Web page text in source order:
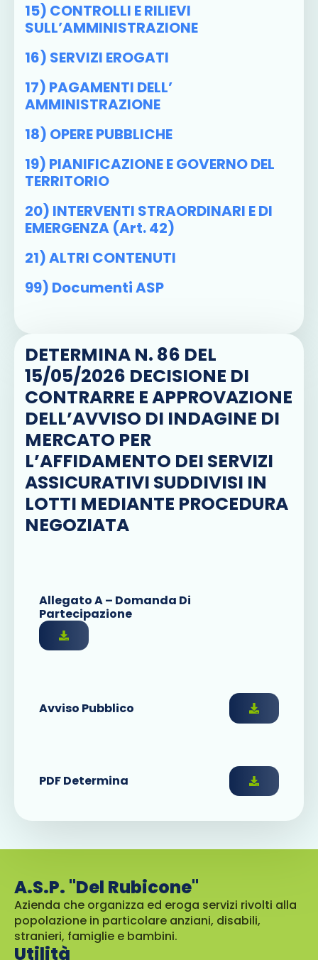
15) CONTROLLI E RILIEVI
SULL’AMMINISTRAZIONE
16) SERVIZI EROGATI
17) PAGAMENTI DELL’
AMMINISTRAZIONE
18) OPERE PUBBLICHE
19) PIANIFICAZIONE E GOVERNO DEL
TERRITORIO
20) INTERVENTI STRAORDINARI E DI
EMERGENZA (art. 42)
21) ALTRI CONTENUTI
99) Documenti ASP
DETERMINA N. 86 DEL
15/05/2026 DECISIONE DI
CONTRARRE E APPROVAZIONE
DELL’AVVISO DI INDAGINE DI
MERCATO PER
L’AFFIDAMENTO DEI SERVIZI
ASSICURATIVI SUDDIVISI IN
LOTTI MEDIANTE PROCEDURA
NEGOZIATA
Allegato A – Domanda Di
Partecipazione
Avviso Pubblico
PDF Determina
A.S.P. "Del Rubicone"
Azienda che organizza ed eroga servizi rivolti alla
popolazione in particolare anziani, disabili,
stranieri, famiglie e bambini.
Utilità